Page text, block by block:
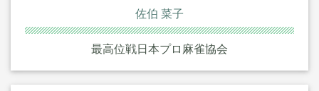
佐伯 菜子
最高位戦日本プロ麻雀協会